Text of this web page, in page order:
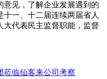
意见，了解企业发展遇到的
一、十二届连续两届省人
大代表民主监督职能，监督